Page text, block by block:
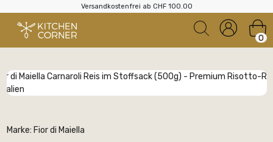
Versandkostenfrei ab CHF 100.00
0
Marke: Fior di Maiella